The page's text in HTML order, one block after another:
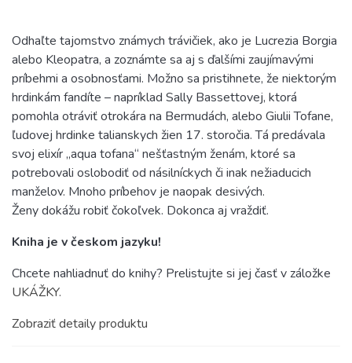
Odhaľte tajomstvo známych trávičiek, ako je Lucrezia Borgia
alebo Kleopatra, a zoznámte sa aj s ďalšími zaujímavými
príbehmi a osobnosťami. Možno sa pristihnete, že niektorým
hrdinkám fandíte – napríklad Sally Bassettovej, ktorá
pomohla otráviť otrokára na Bermudách, alebo Giulii Tofane,
ľudovej hrdinke talianskych žien 17. storočia. Tá predávala
svoj elixír „aqua tofana“ nešťastným ženám, ktoré sa
potrebovali oslobodiť od násilníckych či inak nežiaducich
manželov. Mnoho príbehov je naopak desivých.
Ženy dokážu robiť čokoľvek. Dokonca aj vraždiť.
Kniha je v českom jazyku!
Chcete nahliadnuť do knihy? Prelistujte si jej časť v záložke
UKÁŽKY.
Zobraziť detaily produktu